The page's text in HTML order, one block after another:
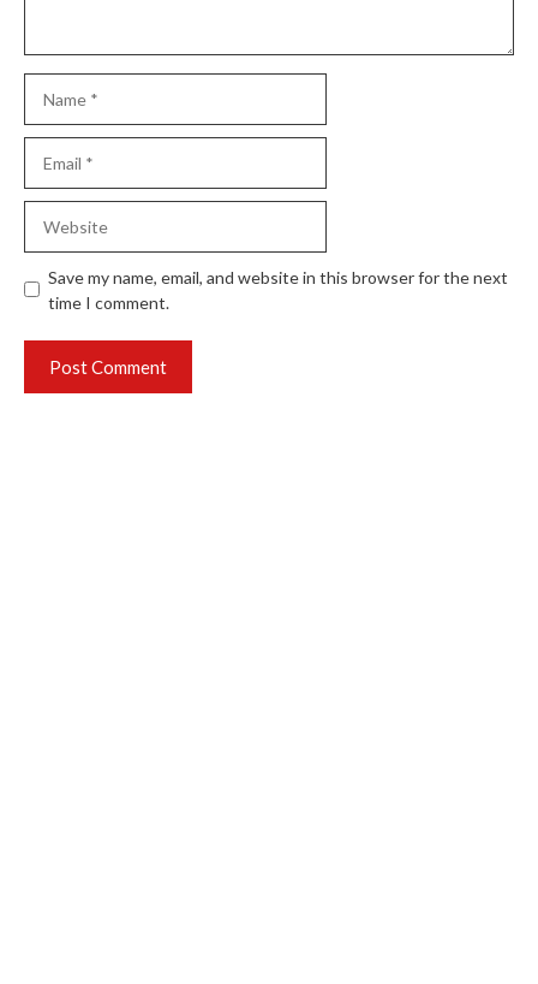
Save my name, email, and website in this browser for the next
time I comment.